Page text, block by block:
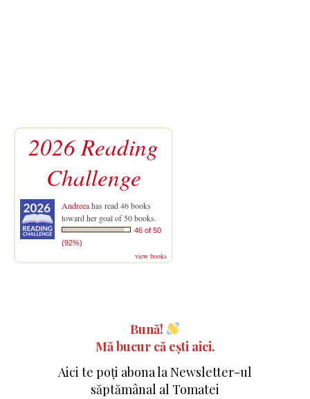
2026 Reading
Challenge
Andreeahas read 46 books
toward her goal of 50 books.
46 of 50
(92%)
view books
Bună!
Mă bucur că ești aici.
Aici te poți abona la Newsletter-ul
săptămânal al Tomatei